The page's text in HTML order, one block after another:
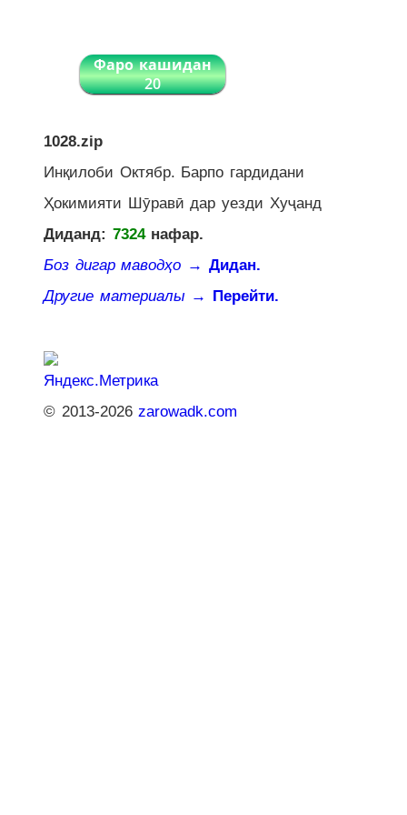
Фаро кашидан
20
1028.zip
Инқилоби Октябр. Барпо гардидани
Ҳокимияти Шӯравӣ дар уезди Хуҷанд
Диданд: 7324нафар.
Боз дигар маводҳо → Дидан.
Другие материалы → Перейти.
© 2013-2026zarowadk.com